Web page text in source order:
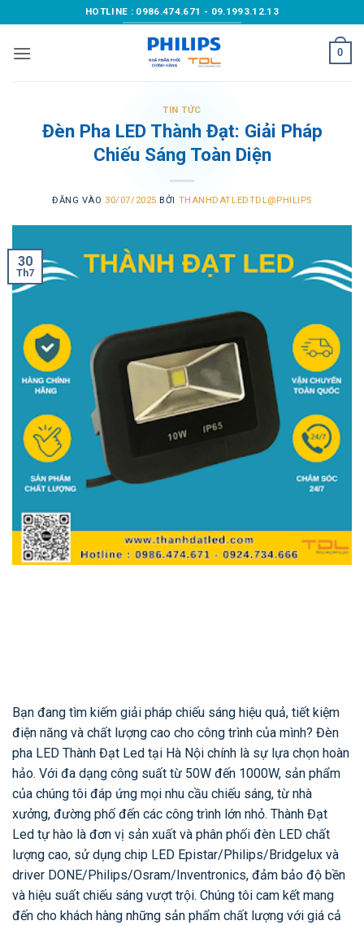
qua
nội
HOTLINE : 0986.474.671 - 09.1993.12.13
0
TIN TỨC
Đèn Pha LED Thành Đạt: Giải Pháp
Chiếu Sáng Toàn Diện
ĐĂNG VÀO 30/07/2025 BỞI THANHDATLEDTDL@PHILIPS
30
Th7
Bạn đang tìm kiếm giải pháp chiếu sáng hiệu quả, tiết kiệm
điện năng và chất lượng cao cho công trình của mình? Đèn
pha LED Thành Đạt Led tại Hà Nội chính là sự lựa chọn hoàn
hảo. Với đa dạng công suất từ 50W đến 1000W, sản phẩm
của chúng tôi đáp ứng mọi nhu cầu chiếu sáng, từ nhà
xưởng, đường phố đến các công trình lớn nhỏ. Thành Đạt
Led tự hào là đơn vị sản xuất và phân phối đèn LED chất
lượng cao, sử dụng chip LED Epistar/Philips/Bridgelux và
driver DONE/Philips/Osram/Inventronics, đảm bảo độ bền
và hiệu suất chiếu sáng vượt trội. Chúng tôi cam kết mang
đến cho khách hàng những sản phẩm chất lượng với giá cả